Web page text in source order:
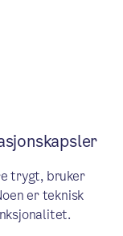
26. juni
i
trygt, bruker
er teknisk